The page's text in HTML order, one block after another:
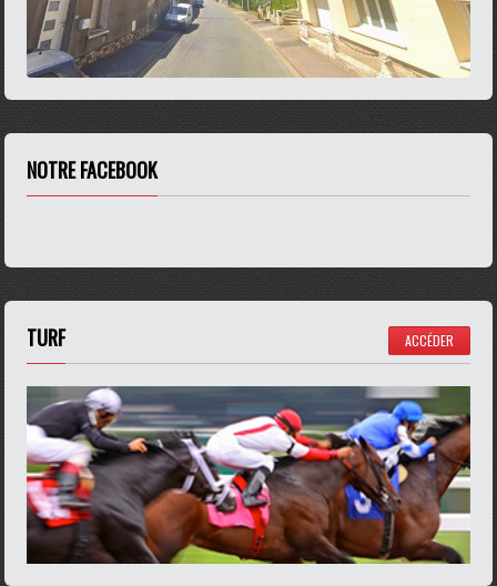
NOTRE FACEBOOK
TURF ACCÉDER